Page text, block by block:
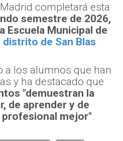
completará esta
semestre de 2026,
Escuela Municipal de
distrito de San Blas
a los alumnos que han
y ha destacado que
"demuestran la
de aprender y de
mejor".